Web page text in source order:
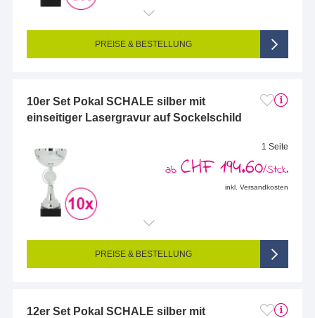
Endformat (bedruckte Fläche): 58 x 25 mm
Seitigkeit: 1-seitig (Vorderseite graviert, Rückseite nicht graviert)
Einseitig graviert
PREISE & BESTELLUNG
10er Set Pokal SCHALE silber mit
einseitiger Lasergravur auf Sockelschild
1 Seite
ab CHF 194.60/Stck.
inkl. Versandkosten
Endformat (bedruckte Fläche): 48 x 23 mm
Seitigkeit: 1-seitig (Vorderseite graviert, Rückseite nicht graviert)
Einseitig graviert
PREISE & BESTELLUNG
12er Set Pokal SCHALE silber mit